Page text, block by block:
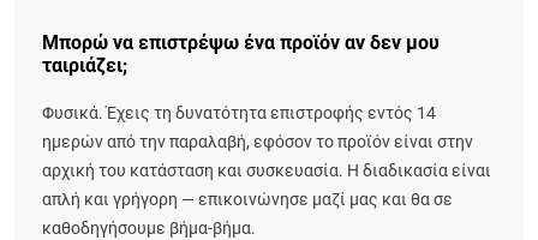
Μπορώ να επιστρέψω ένα προϊόν αν δεν μου
ταιριάζει;
Φυσικά. Έχεις τη δυνατότητα επιστροφής εντός 14
ημερών από την παραλαβή, εφόσον το προϊόν είναι στην
αρχική του κατάσταση και συσκευασία. Η διαδικασία είναι
απλή και γρήγορη — επικοινώνησε μαζί μας και θα σε
καθοδηγήσουμε βήμα-βήμα.